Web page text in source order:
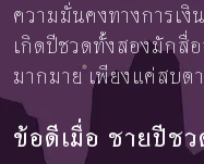
ความมั่นคงทางการเ
เกิดปีชวดทั้งสองมักสื่
มากมาย เพียงแค่สบต
ข้อดีเมื่อ ชายปีช